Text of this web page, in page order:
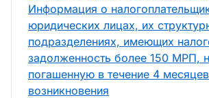
Информация о
юридических лицах, их
подразделениях, имеющих
задолженность более 150 МРП,
погашенную в течение 4
возникновения